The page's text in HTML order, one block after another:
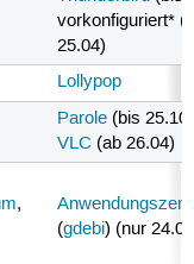
vorkonfiguriert*
25.04)
Lollypop
Parole (bis 25.10)
VLC (ab 26.04)
,
(gdebi) (nur